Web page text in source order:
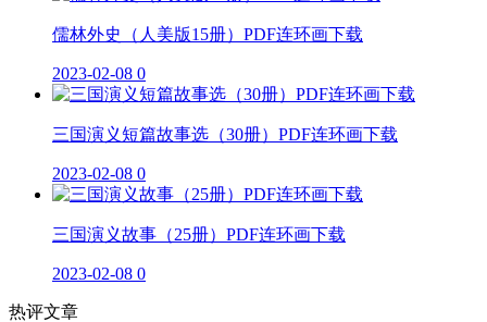
儒林外史（人美版15册）PDF连环画下载
2023-02-08 0
三国演义短篇故事选（30册）PDF连环画下载
2023-02-08 0
三国演义故事（25册）PDF连环画下载
2023-02-08 0
热评文章